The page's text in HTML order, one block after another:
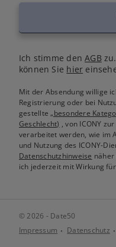
Ich stimme denAGB
können Sie hier
Mit der Absendung willige
Registrierung oder bei
gestellte„besondere
Geschlecht) , von ICONY
verarbeitet werden, wie im
und Nutzung des ICONY-
Datenschutzhinweise
ich jederzeit mit Wirkung
© 2026 - Date50
Impressum
Datenschutz